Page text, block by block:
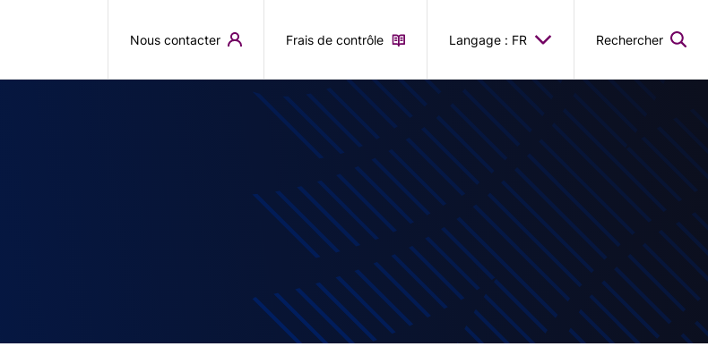
Nous contacter Frais de contrôle Langage : FR Rechercher